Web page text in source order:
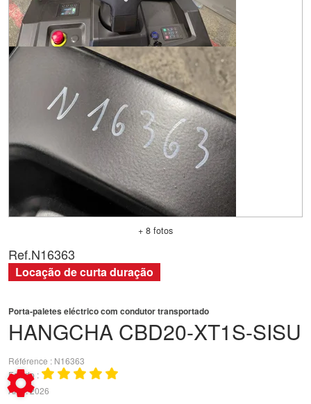
+ 8 fotos
HANGCHA CBD20-XT1S-SISU
Porta-paletes eléctrico com condutor transportado
Référence
N16363
Estado
Ano 2026
Ref.N16363
Locação de curta duração